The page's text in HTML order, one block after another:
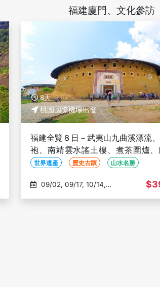
福建廈門、文化參訪
8天
桃園國際機場出發
福建全覽８日－武夷山九曲溪漂流
袍、南靖雲水謠土樓、煮茶圍爐、
嶼、高速鐵路(文化參訪)
世界遺產 歷史古蹟 山水名勝